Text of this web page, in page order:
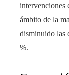
intervenciones
ámbito de la
disminuido las
%.